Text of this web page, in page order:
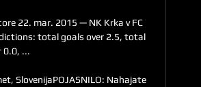
22. mar. 2015 — NK Krka v FC
total goals over 2.5, total
...
SlovenijaPOJASNILO: Nahajate